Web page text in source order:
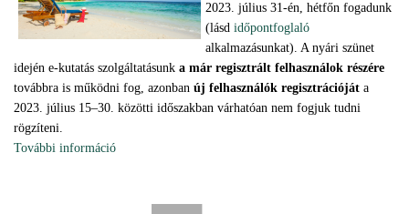
2023. július 31-én, hétfőn fogadunk
(lásd időpontfoglaló
alkalmazásunkat). A nyári szünet
idején e-kutatás szolgáltatásunk a már regisztrált felhasználok részére
továbbra is működni fog, azonban új felhasználók regisztrációját a
2023. július 15–30. közötti időszakban várhatóan nem fogjuk tudni
rögzíteni.
További információ